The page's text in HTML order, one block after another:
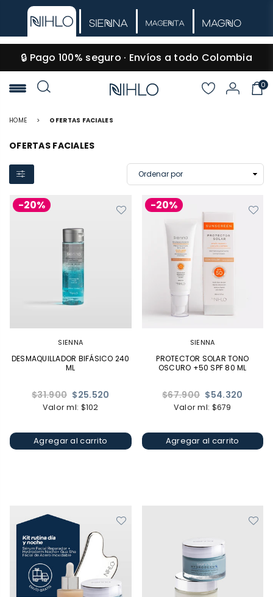
🔒 Pago 100% seguro · Envíos a todo Colombia
NIHLO
0
HOME > OFERTAS FACIALES
OFERTAS FACIALES
-20%
SIENNA
DESMAQUILLADOR BIFÁSICO 240
ML
Precio
habitual
$31.900 $25.520
Valor ml: $102
Agregar al carrito
-20%
SIENNA
PROTECTOR SOLAR TONO
OSCURO +50 SPF 80 ML
Precio
habitual
$67.900 $54.320
Valor ml: $679
Agregar al carrito